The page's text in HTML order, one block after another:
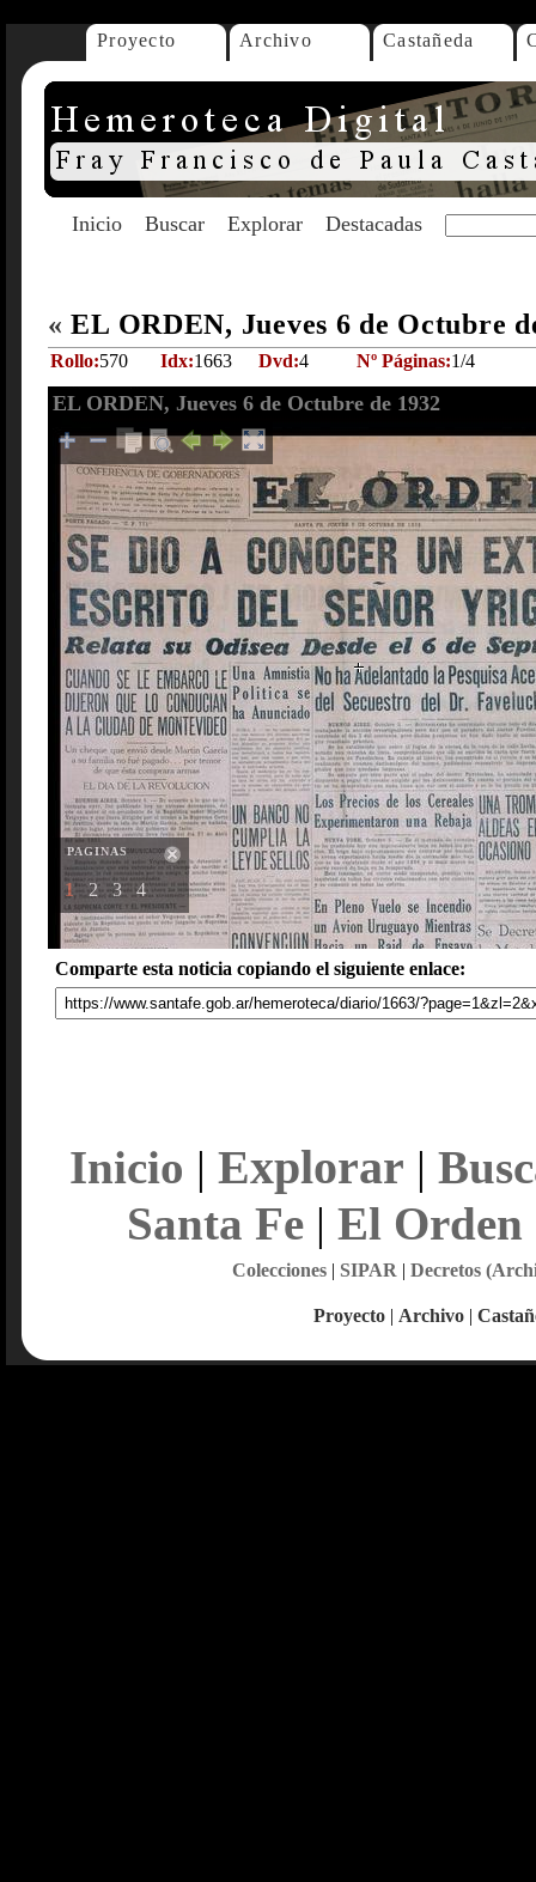
Proyecto Archivo Castañeda
Inicio Buscar Explorar Destacadas
« EL ORDEN, Jueves 6 de Octubre
Rollo:570 Idx:1663 Dvd:4 Nº Páginas:1/4
EL ORDEN, Jueves 6 de Octubre de 1932
PAGINAS
1 2 3 4
Comparte esta noticia copiando el siguiente enlace:
Inicio | Explorar |
Santa Fe| El Orden
Colecciones| SIPAR | Decretos
Proyecto | Archivo |